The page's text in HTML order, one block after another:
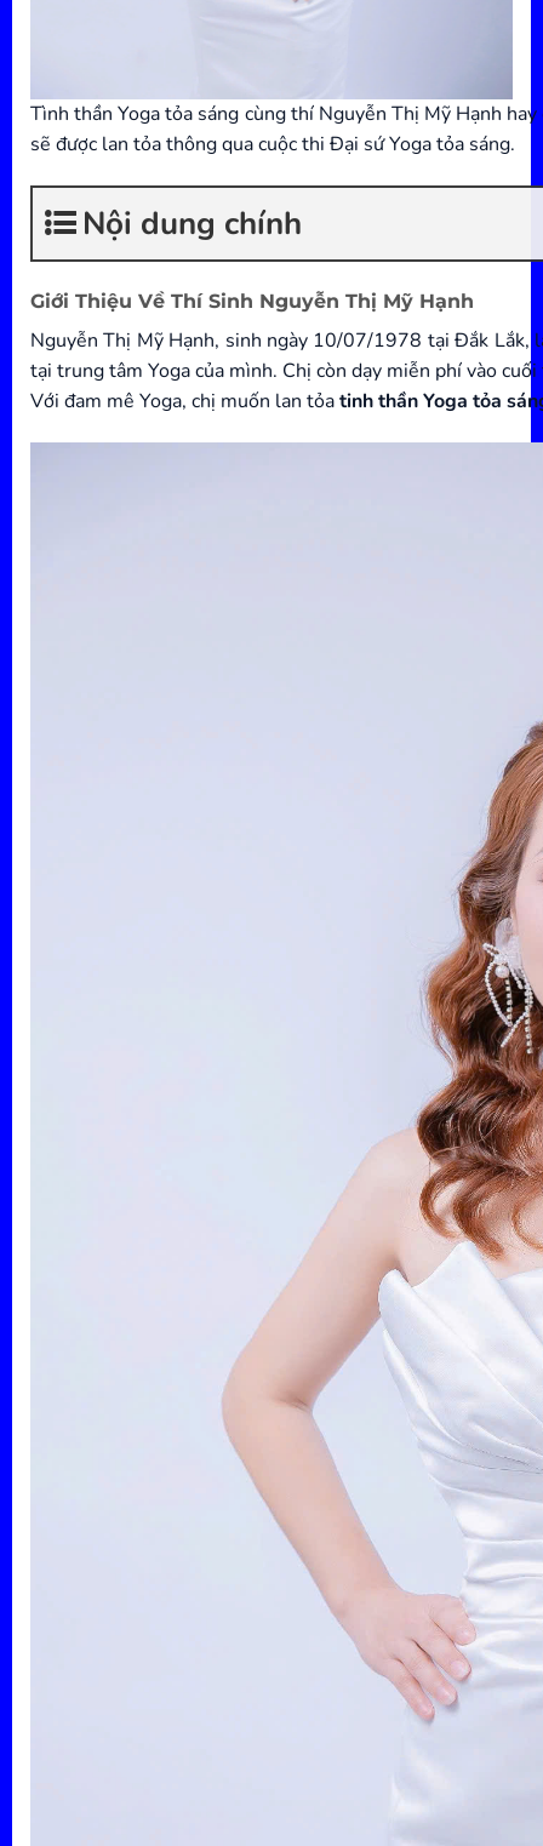
Tình thần Yoga tỏa sáng cùng thí Nguyễn Thị Mỹ Hạnh
sẽ được lan tỏa thông qua cuộc thi Đại sứ Yoga tỏa sáng.
Nội dung chính
Giới Thiệu Về Thí Sinh Nguyễn Thị Mỹ Hạnh
Nguyễn Thị Mỹ Hạnh, sinh ngày 10/07/1978 tại Đắk Lắk,
tại trung tâm Yoga của mình. Chị còn dạy miễn phí vào cuối
Với đam mê Yoga, chị muốn lan tỏatinh thần Yoga tỏa